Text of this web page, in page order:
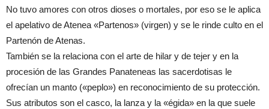
No tuvo amores con otros dioses o mortales, por eso se le aplica
el apelativo de Atenea «Partenos» (virgen) y se le rinde culto en el
Partenón de Atenas.
También se la relaciona con el arte de hilar y de tejer y en la
procesión de las Grandes Panateneas las sacerdotisas le
ofrecían un manto («peplo») en reconocimiento de su protección.
Sus atributos son el casco, la lanza y la «égida» en la que suele